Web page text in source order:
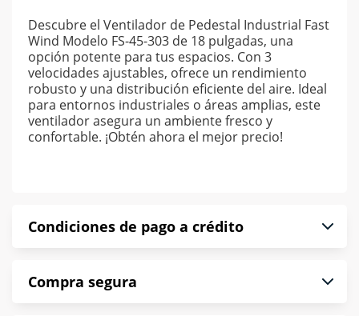
Descubre el Ventilador de Pedestal Industrial Fast
Wind Modelo FS-45-303 de 18 pulgadas, una
opción potente para tus espacios. Con 3
velocidades ajustables, ofrece un rendimiento
robusto y una distribución eficiente del aire. Ideal
para entornos industriales o áreas amplias, este
ventilador asegura un ambiente fresco y
confortable. ¡Obtén ahora el mejor precio!
Condiciones de pago a crédito
puntualmente. Al finalizar tu compra generas el
Compra segura